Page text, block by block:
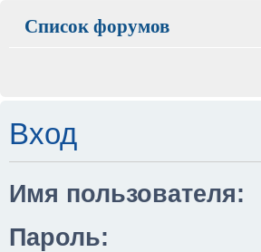
Список форумов
Вход
Имя пользователя:
Пароль: